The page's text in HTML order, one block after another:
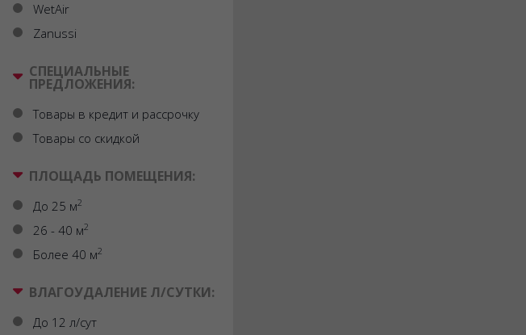
WetAir
Zanussi
СПЕЦИАЛЬНЫЕ
ПРЕДЛОЖЕНИЯ:
Товары в кредит и рассрочку
Товары со скидкой
ПЛОЩАДЬ ПОМЕЩЕНИЯ:
До 25 м2
26 - 40 м2
Более 40 м2
ВЛАГОУДАЛЕНИЕ Л/СУТКИ:
До 12 л/сут